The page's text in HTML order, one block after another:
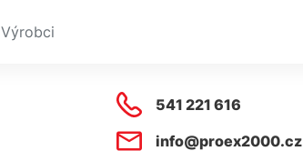
Výrobci
541 221 616
info@proex2000.cz